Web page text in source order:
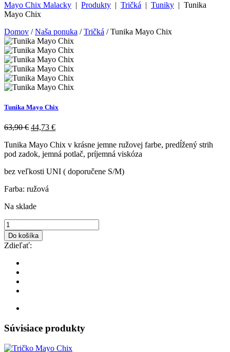
Mayo Chix Malacky | Produkty | Tričká | Tuniky | Tunika
Mayo Chix
Domov /Naša ponuka /Tričká / Tunika Mayo Chix
Tunika Mayo Chix
63,90€ 44,73 €
Tunika Mayo Chix v krásne jemne ružovej farbe, predĺžený strih
pod zadok, jemná potlač, príjemná viskóza
bez veľkosti UNI ( doporučene S/M)
Farba: ružová
Na sklade
Do košíka
Zdieľať:
Súvisiace produkty